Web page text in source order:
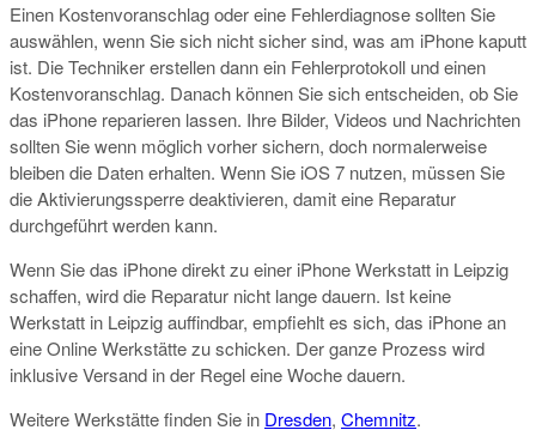
Einen Kostenvoranschlag oder eine Fehlerdiagnose sollten Sie
auswählen, wenn Sie sich nicht sicher sind, was am iPhone kaputt
ist. Die Techniker erstellen dann ein Fehlerprotokoll und einen
Kostenvoranschlag. Danach können Sie sich entscheiden, ob Sie
das iPhone reparieren lassen. Ihre Bilder, Videos und Nachrichten
sollten Sie wenn möglich vorher sichern, doch normalerweise
bleiben die Daten erhalten. Wenn Sie iOS 7 nutzen, müssen Sie
die Aktivierungssperre deaktivieren, damit eine Reparatur
durchgeführt werden kann.
Wenn Sie das iPhone direkt zu einer iPhone Werkstatt in Leipzig
schaffen, wird die Reparatur nicht lange dauern. Ist keine
Werkstatt in Leipzig auffindbar, empfiehlt es sich, das iPhone an
eine Online Werkstätte zu schicken. Der ganze Prozess wird
inklusive Versand in der Regel eine Woche dauern.
Weitere Werkstätte finden Sie in Dresden, Chemnitz.